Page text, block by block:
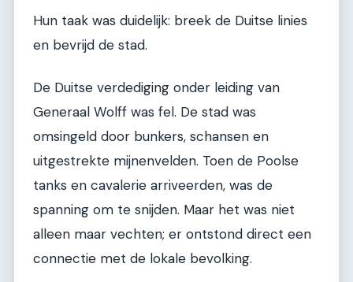
Hun taak was duidelijk: breek de Duitse linies
en bevrijd de stad.
De Duitse verdediging onder leiding van
Generaal Wolff was fel. De stad was
omsingeld door bunkers, schansen en
uitgestrekte mijnenvelden. Toen de Poolse
tanks en cavalerie arriveerden, was de
spanning om te snijden. Maar het was niet
alleen maar vechten; er ontstond direct een
connectie met de lokale bevolking.